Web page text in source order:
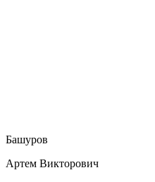
Башуров
Артем Викторович